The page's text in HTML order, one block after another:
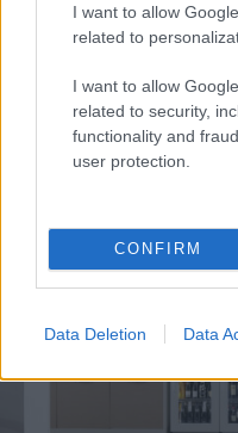
I want to allow
related to
I want to allow
related to security,
functionality and
user protection.
CONFIRM
Data Deletion Data
EZEK IS